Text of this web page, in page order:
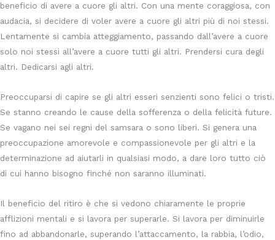
beneficio di avere a cuore gli altri. Con una mente coraggiosa, con
audacia, si decidere di voler avere a cuore gli altri più di noi stessi.
Lentamente si cambia atteggiamento, passando dall’avere a cuore
solo noi stessi all’avere a cuore tutti gli altri. Prendersi cura degli
altri. Dedicarsi agli altri.
Preoccuparsi di capire se gli altri esseri senzienti sono felici o tristi.
Se stanno creando le cause della sofferenza o della felicità future.
Se vagano nei sei regni del samsara o sono liberi. Si genera una
preoccupazione amorevole e compassionevole per gli altri e la
determinazione ad aiutarli in qualsiasi modo, a dare loro tutto ciò
di cui hanno bisogno finché non saranno illuminati.
Il beneficio del ritiro è che si vedono chiaramente le proprie
afflizioni mentali e si lavora per superarle. Si lavora per diminuirle
fino ad abbandonarle, superando l’attaccamento, la rabbia, l’odio,